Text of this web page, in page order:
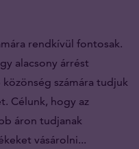
rendkívül fontosak.
alacsony árrést
számára tudjuk
Célunk, hogy az
áron tudjanak
vásárolni...